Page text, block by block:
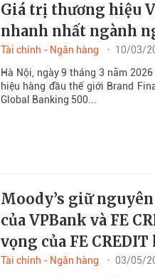
Giá trị thương hiệu
nhanh nhất ngành
Tài chính - Ngân hàng
10/03/
Hà Nội, ngày 9 tháng 3 năm
hiệu hàng đầu thế giới Brand
Global Banking 500...
Moody’s giữ
của VPBank và FE
vọng của FE
Tài chính - Ngân hàng
03/05/